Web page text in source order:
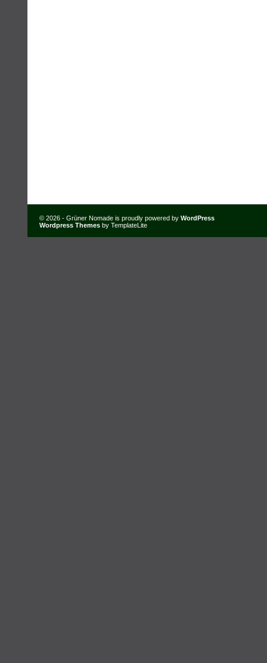
© 2026 - Grüner Nomade is proudly powered by WordPress
Wordpress Themes by TemplateLite